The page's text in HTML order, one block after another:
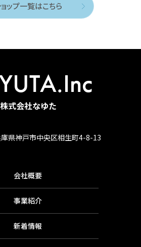
ップ一覧はこちら
株式会社なゆた
県神戸市中央区相生町4-8-13
会社概要
事業紹介
新着情報